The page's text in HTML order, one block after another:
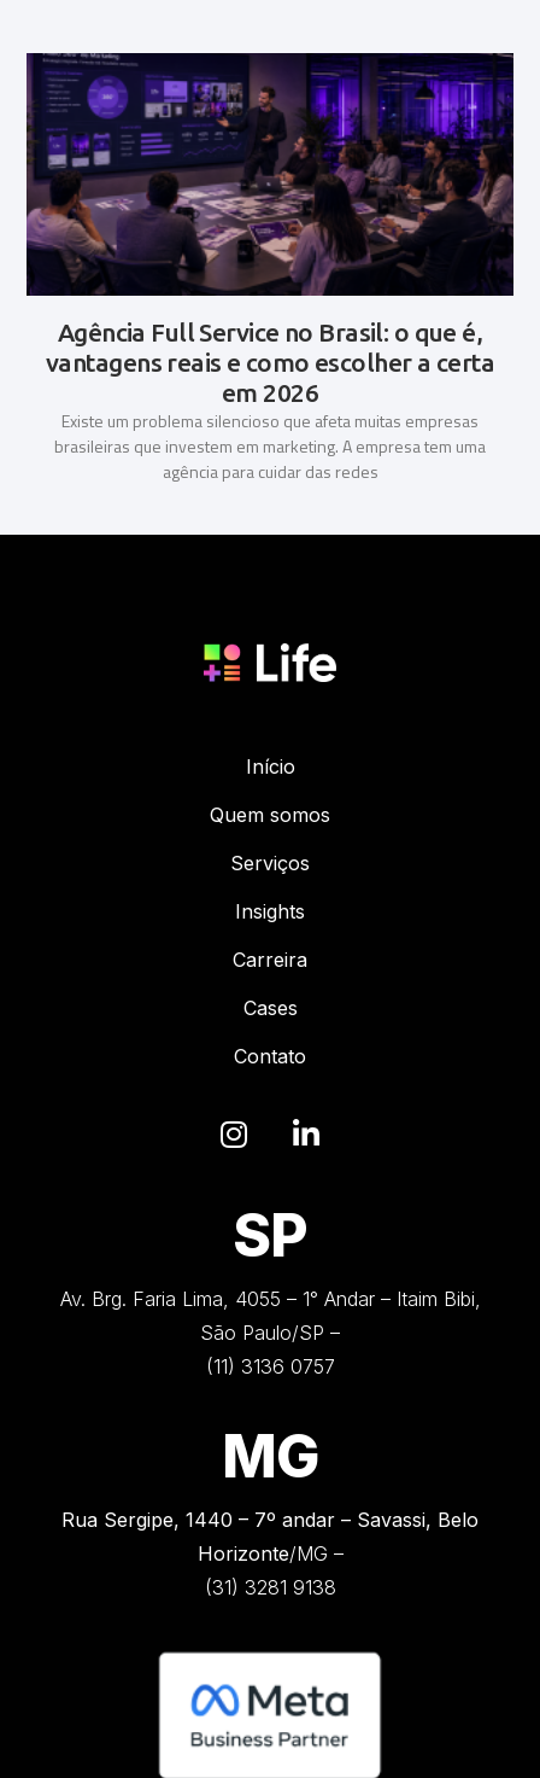
Agência Full Service no Brasil: o que é,
vantagens reais e como escolher a certa
em 2026
Existe um problema silencioso que afeta muitas empresas
brasileiras que investem em marketing. A empresa tem uma
agência para cuidar das redes
Início
Quem somos
Serviços
Insights
Carreira
Cases
Contato
SP
Av. Brg. Faria Lima, 4055 – 1° Andar – Itaim Bibi,
São Paulo/SP –
(11) 3136 0757
MG
Rua Sergipe, 1440 – 7º andar – Savassi, Belo
Horizonte/MG –
(31) 3281 9138